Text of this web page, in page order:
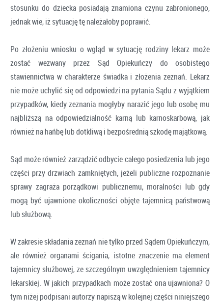
stosunku do dziecka posiadają znamiona czynu zabronionego,
jednak wie, iż sytuację tę należałoby poprawić.
Po złożeniu wniosku o wgląd w sytuację rodziny lekarz może
zostać wezwany przez Sąd Opiekuńczy do osobistego
stawiennictwa w charakterze świadka i złożenia zeznań. Lekarz
nie może uchylić się od odpowiedzi na pytania Sądu z wyjątkiem
przypadków, kiedy zeznania mogłyby narazić jego lub osobę mu
najbliższą na odpowiedzialność karną lub karnoskarbową, jak
również na hańbę lub dotkliwą i bezpośrednią szkodę majątkową.
Sąd może również zarządzić odbycie całego posiedzenia lub jego
części przy drzwiach zamkniętych, jeżeli publiczne rozpoznanie
sprawy zagraża porządkowi publicznemu, moralności lub gdy
mogą być ujawnione okoliczności objęte tajemnicą państwową
lub służbową.
W zakresie składania zeznań nie tylko przed Sądem Opiekuńczym,
ale również organami ścigania, istotne znaczenie ma element
tajemnicy służbowej, ze szczególnym uwzględnieniem tajemnicy
lekarskiej. W jakich przypadkach może zostać ona ujawniona? O
tym niżej podpisani autorzy napiszą w kolejnej części niniejszego